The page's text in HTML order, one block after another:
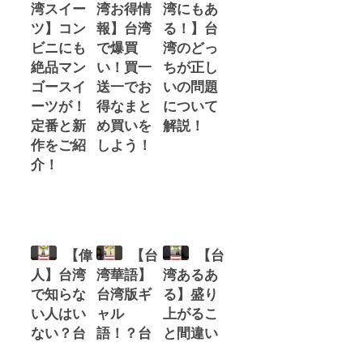
湾スイー
ツ】コン
ビニにも
絶品マン
ゴースイ
ーツが！
定番と新
作をご紹
介！
湾お得情
報】台湾
で爆買
い！買一
送一でお
得なまと
め買いを
しよう！
湾にもあ
る！】台
湾のどっ
ちが正し
いの問題
について
解説！
【偉
人】台湾
で知らな
い人はい
ない？台
【台
湾華語】
台湾版ギ
ャル
語！？台
【台
湾あるあ
る】盛り
上がるこ
と間違い